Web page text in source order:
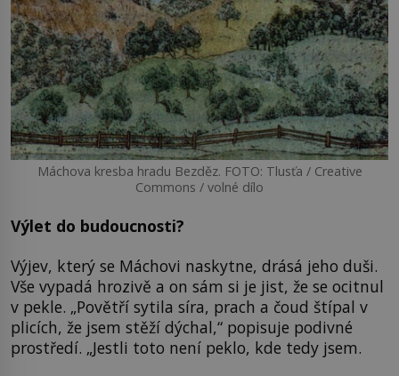
Máchova kresba hradu Bezděz. FOTO: Tlusťa / Creative
Commons / volné dílo
Výlet do budoucnosti?
Výjev, který se Máchovi naskytne, drásá jeho duši.
Vše vypadá hrozivě a on sám si je jist, že se ocitnul
v pekle. „Povětří sytila síra, prach a čoud štípal v
plicích, že jsem stěží dýchal,“ popisuje podivné
prostředí. „Jestli toto není peklo, kde tedy jsem.